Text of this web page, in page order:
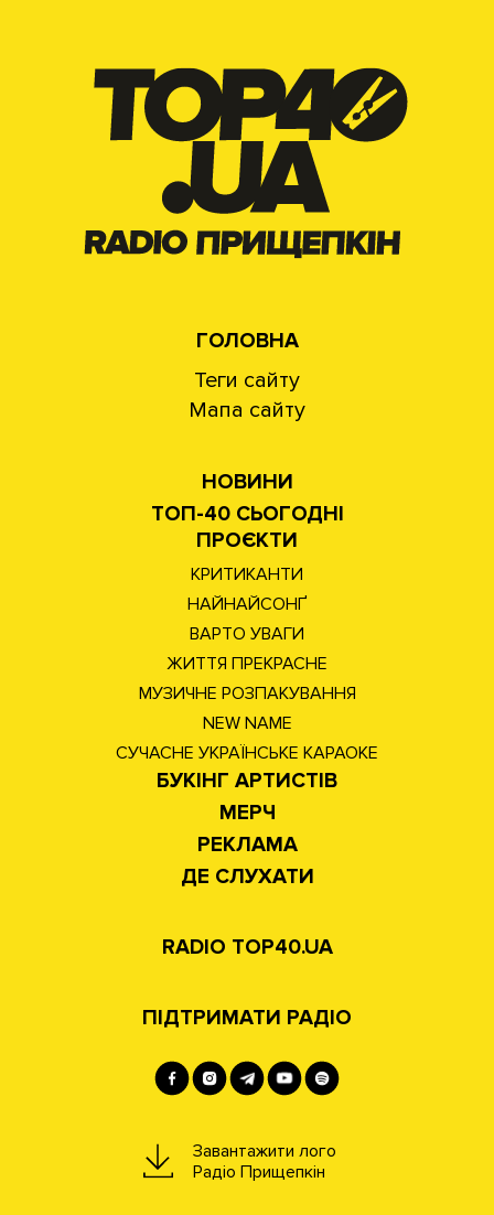
ГОЛОВНА
Теги сайту
Мапа сайту
НОВИНИ
ТОП-40 СЬОГОДНІ
ПРОЄКТИ
КРИТИКАНТИ
НАЙНАЙСОНҐ
ВАРТО УВАГИ
ЖИТТЯ ПРЕКРАСНЕ
МУЗИЧНЕ РОЗПАКУВАННЯ
NEW NAME
СУЧАСНЕ УКРАЇНСЬКЕ КАРАОКЕ
БУКІНГ АРТИСТІВ
МЕРЧ
РЕКЛАМА
ДЕ СЛУХАТИ
RADIO TOP40.UA
ПІДТРИМАТИ РАДІО
Завантажити лого
Радіо Прищепкін